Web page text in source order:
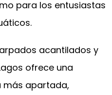
para los entusiastas
acantilados y
ofrece una
más apartada,